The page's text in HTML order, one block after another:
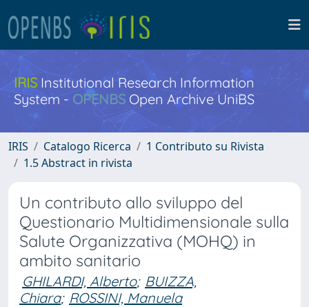
IRISInstitutional Research Information
System - OPENBS Open Archive UniBS
IRIS Catalogo Ricerca
1 Contributo su Rivista
1.5 Abstract in rivista
Un contributo allo sviluppo del
Questionario Multidimensionale sulla
Salute Organizzativa (MOHQ) in
ambito sanitario
GHILARDI, Alberto; BUIZZA,
Chiara; ROSSINI, Manuela